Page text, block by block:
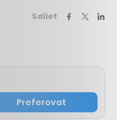
Sdílet
Preferovat